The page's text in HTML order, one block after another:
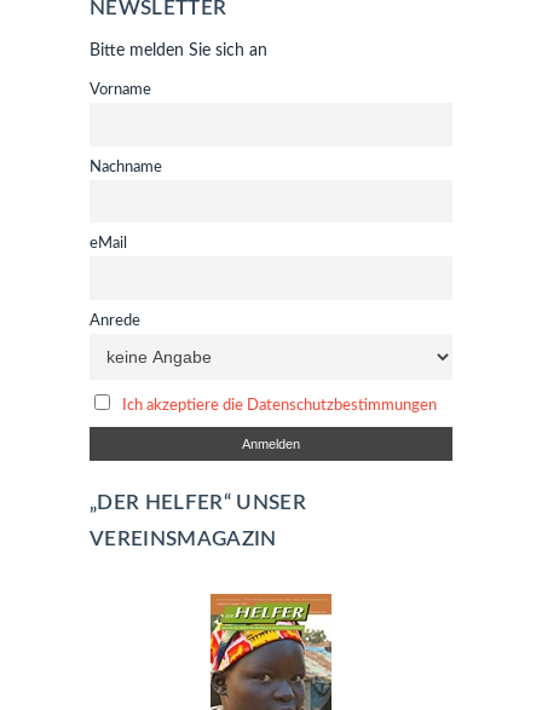
NEWSLETTER
Bitte melden Sie sich an
Vorname
Nachname
eMail
Anrede
Ich akzeptiere die Datenschutzbestimmungen
„DER HELFER“ UNSER
VEREINSMAGAZIN